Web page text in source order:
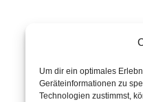
Um dir ein optimales
Geräteinformationen zu
Technologien zustimmst,